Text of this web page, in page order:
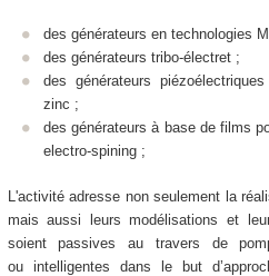
des générateurs en technologies
des générateurs tribo-électret ;
des générateurs
zinc ;
des générateurs à base de films
electro-spining ;
L'activité adresse non seulement la
mais aussi leurs modélisations et
soient passives au travers de
ou intelligentes dans le but